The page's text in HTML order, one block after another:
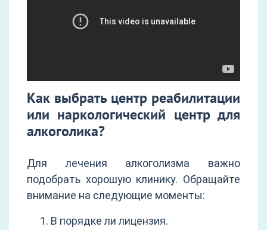
Как выбрать центр реабилитации
или наркологический центр для
алкоголика?
Для лечения алкоголизма важно
подобрать хорошую клинику. Обращайте
внимание на следующие моменты:
В порядке ли лицензия.